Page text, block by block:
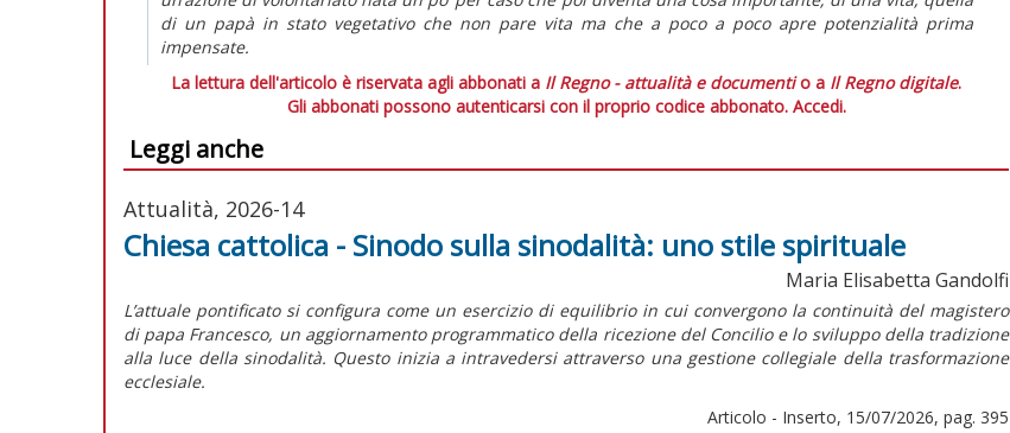
di un papà in stato vegetativo che non pare vita ma che a poco a poco apre potenzialità prima
impensate.
La lettura dell'articolo è riservata agli abbonati a Il Regno - attualità e documentio a Il Regno digitale.
Gli abbonati possono autenticarsi con il proprio codice abbonato. Accedi.
Leggi anche
Attualità, 2026-14
Chiesa cattolica - Sinodo sulla sinodalità: uno stile spirituale
Maria Elisabetta Gandolfi
L’attuale pontificato si configura come un esercizio di equilibrio in cui convergono la continuità del magistero
di papa Francesco, un aggiornamento programmatico della ricezione del Concilio e lo sviluppo della tradizione
alla luce della sinodalità. Questo inizia a intravedersi attraverso una gestione collegiale della trasformazione
ecclesiale.
Articolo - Inserto, 15/07/2026, pag. 395